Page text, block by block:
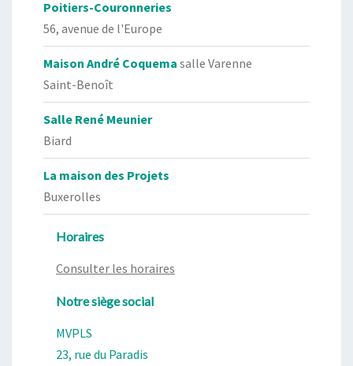
Poitiers-Couronneries
56, avenue de l'Europe
Maison André Coquema salle Varenne
Saint-Benoît
Salle René Meunier
Biard
La maison des Projets
Buxerolles
Horaires
Consulter les horaires
Notre siège social
MVPLS
23, rue du Paradis